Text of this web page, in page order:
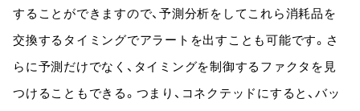
することができますので、予測分析をしてこれら消耗品を
交換するタイミングでアラートを出すことも可能です。さ
らに予測だけでなく、タイミングを制御するファクタを見
つけることもできる。つまり、コネクテッドにすると、バッ